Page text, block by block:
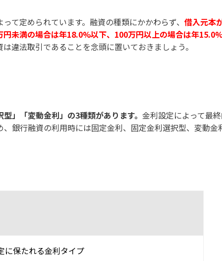
て定められています。融資の種類にかかわらず、 借入元本
未満の場合は年18.0%以下、100万円以上の場合は年
違法取引であることを念頭に置いておきましょう。
」「変動金利」の3種類があります。 金利設定によって最
銀行融資の利用時には固定金利、固定金利選択型、変動金
に保たれる金利タイプ